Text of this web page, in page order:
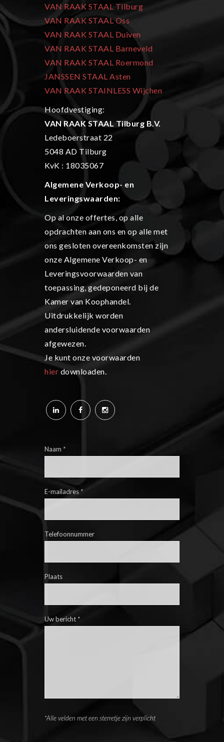
VAN RAAK STAAL Tilburg
VAN RAAK STAAL Oss
VAN RAAK STAAL Duiven
VAN RAAK STAAL Barneveld
VAN RAAK STAAL Roermond
JANSSEN STAAL Asten
VAN RAAK STAINLESS Wijchen
Hoofdvestiging:
VAN RAAK STAAL Tilburg B.V.
Ledeboerstraat 22
5048 AD Tilburg
KvK : 18035067
Algemene Verkoop- en
Leveringswaarden:
Op al onze offertes, op alle
opdrachten aan ons en op alle met
ons gesloten overeenkomsten zijn
onze Algemene Verkoop- en
Leveringsvoorwaarden van
toepassing, gedeponeerd bij de
Kamer van Koophandel.
Uitdrukkelijk worden
andersluidende voorwaarden
afgewezen.
Je kunt onze voorwaarden
hier downloaden.
Naam *
E-mailadres *
Telefoonnummer
Plaats
Uw bericht *
*Alle velden met een sterretje zijn verplicht